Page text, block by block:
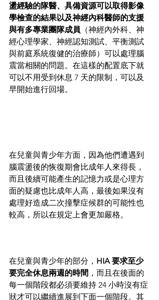
盪經驗的隊醫、具備資源可以取得影像
學檢查的結果以及神經內科醫師的支援
與有多專業團隊成員 （神經內外科、神
經心理學家、神經認知測試、平衡測試
與前庭系統復健的治療師）可以處理腦
震當相關的問題。在這樣的配置底下就
可以不用受到休息 7 天的限制，可以及
早開始進行回場。
在兒童與青少年方面，因為他們遭遇到
腦震盪後的恢復期會比成年人來得長，
而且後續可能產生的記憶力或是心理方
面的疑慮也比成年人高，最後如果沒有
處理好造成二次撞擊症候群的可能性也
較高，所以在規定上會更加嚴格。
在兒童與青少年的部分， HIA 要求至少
要完全休息兩週的時間 ，而且在後面的
每一個階段都必須要維持 24 小時沒有症
狀才可以繼續進展到下面一個階段。其